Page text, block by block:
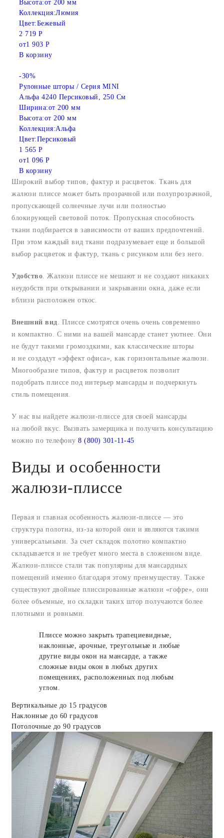
Высота:от 200 мм
Коллекция:Люмия
Цвет:Бежевый
2 719 Р
от1 903 Р
В корзину
-30%
Рулонные шторы / Серия MINI
Альфа 4240 Персиковый, 250 См
Ширина:от 200 мм
Высота:от 200 мм
Коллекция:Альфа
Цвет:Персиковый
1 565 Р
от1 096 Р
В корзину
Широкий выбор типов, фактур и расцветок. Ткань для
жалюзи плиссе может быть прозрачной или полупрозрачной,
пропускающей солнечные лучи или полностью
блокирующей световой поток. Пропускная способность
ткани подбирается в зависимости от ваших предпочтений.
При этом каждый вид ткани подразумевает еще и большой
выбор расцветок и фактур, ткань с рисунком или без него.
Удобство. Жалюзи плиссе не мешают и не создают никаких
неудобств при открывании и закрывании окна, даже если
вблизи расположен откос.
Внешний вид. Плиссе смотрятся очень очень современно
и компактно. С ними на вашей мансарде станет уютнее. Они
не будут такими громоздкими, как классические шторы
и не создадут «эффект офиса», как горизонтальные жалюзи.
Многообразие типов, фактур и расцветок позволит
подобрать плиссе под интерьер мансарды и подчеркнуть
стиль помещения.
У нас вы найдете жалюзи-плиссе для своей мансарды
на любой вкус. Вызвать замерщика и получить консультацию
можно по телефону 8 (800) 301-11-45
Виды и особенности
жалюзи-плиссе
Первая и главная особенность жалюзи-плиссе — это
структура полотна, из-за которой они и являются такими
универсальными. За счет складок полотно компактно
складывается и не требует много места в сложенном виде.
Жалюзи-плиссе стали так популярны для мансардных
помещений именно благодаря этому преимуществу. Также
существуют двойные плиссированные жалюзи «гофре», они
более объемные, но складки таких штор получаются более
плотными и ровными.
Плиссе можно закрыть трапециевидные,
наклонные, арочные, треугольные и любые
другие виды окон на мансарде, а также
сложные виды окон в любых других
помещениях, расположенных под любым
углом.
Вертикальные до 15 градусов
Наклонные до 60 градусов
Потолочные до 90 градусов